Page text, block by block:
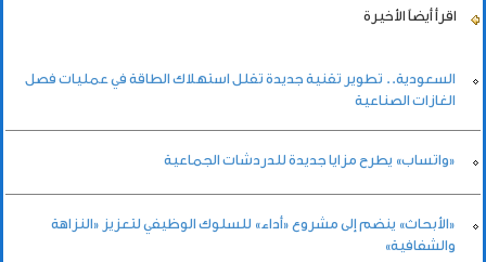
اقرأ أيضاً الأخيرة
السعودية.. تطوير تقنية جديدة تقلل استهلاك الطاقة في عمليات فصل
الغازات الصناعية
«واتساب» يطرح مزايا جديدة للدردشات الجماعية
«الأبحاث» ينضم إلى مشروع «أداء» للسلوك الوظيفي لتعزيز «النزاهة
والشفافية»